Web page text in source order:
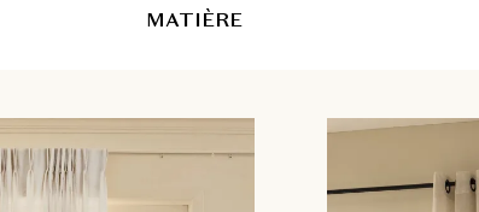
MATIÈRE